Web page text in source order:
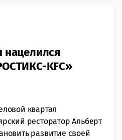
нацелился
KFC»
квартал
ресторатор Альберт
развитие своей